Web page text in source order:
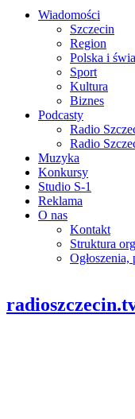
Wiadomości
Szczecin
Region
Polska i
Sport
Kultura
Biznes
Podcasty
Radio
Radio
Muzyka
Konkursy
Studio S-1
Reklama
O nas
Kontakt
Struktura
Ogłoszenia,